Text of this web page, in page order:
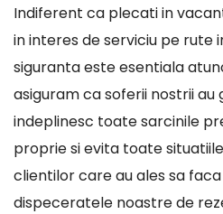
Indiferent ca plecati in
in interes de serviciu pe rute
siguranta este esentiala
asiguram ca soferii nostrii au
indeplinesc toate sarcinile
proprie si evita toate
clientilor care au ales sa
dispeceratele noastre de